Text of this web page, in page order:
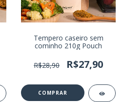
Tempero caseiro sem
cominho 210g Pouch
R$28,90 R$27,90